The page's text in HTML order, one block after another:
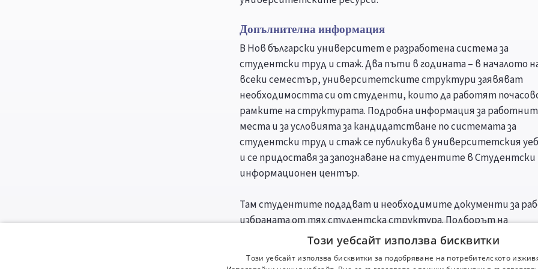
Допълнителна информация
В Нов български университет е разработена система за
студентски труд и стаж. Два пъти в годината – в началото
всеки семестър, университетските структури заявяват
необходимостта си от студенти, които да работят
рамките на структурата. Подробна информация за
места и за условията за кандидатстване по системата за
студентски труд и стаж се публикува в университетския
и се придоставя за запознаване на студентите в Студентски
информационен център.
Там студентите подадват и необходимите документи за
избраната от тях студентска структура. Подборът на
студентите се извършва чрез конкурс. Трудът на
признава за учебен стаж и те имат предимство при заемане на
Този уебсайт използва бисквитки
Този уебсайт използва бисквитки за подобряване на потребителското